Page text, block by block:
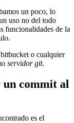
un poco, lo
uso no del todo
funcionalidades de la
o cualquier
servidor git.
un commit al
es el